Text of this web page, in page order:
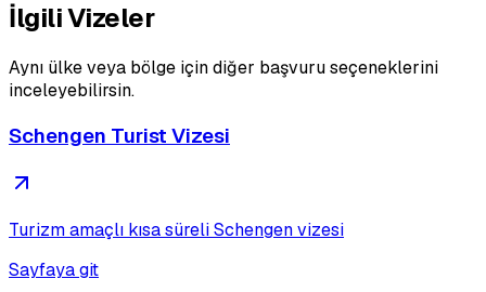
İlgili Vizeler
Aynı ülke veya bölge için diğer başvuru seçeneklerini
inceleyebilirsin.
Schengen Turist Vizesi
Turizm amaçlı kısa süreli Schengen vizesi
Sayfaya git